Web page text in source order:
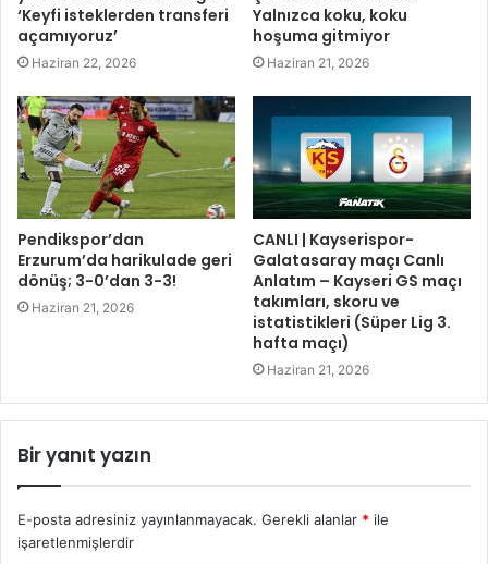
‘Keyfi isteklerden transferi
açamıyoruz’
Haziran 22, 2026
Yalnızca koku, koku
hoşuma gitmiyor
Haziran 21, 2026
Pendikspor’dan
Erzurum’da harikulade geri
dönüş; 3-0’dan 3-3!
Haziran 21, 2026
CANLI | Kayserispor-
Galatasaray maçı Canlı
Anlatım – Kayseri GS maçı
takımları, skoru ve
istatistikleri (Süper Lig 3.
hafta maçı)
Haziran 21, 2026
Bir yanıt yazın
E-posta adresiniz yayınlanmayacak. Gerekli alanlar * ile
işaretlenmişlerdir